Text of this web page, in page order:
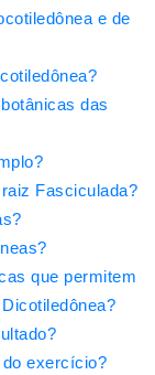
e de
das
Fasciculada?
que permitem
exercício?